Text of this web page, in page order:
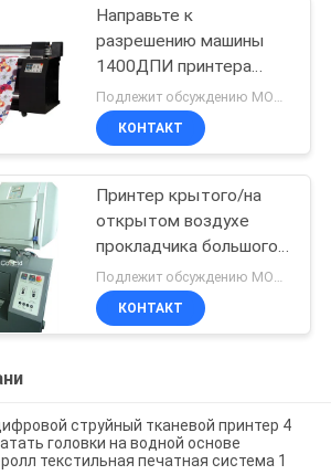
Направьте к
разрешению машины
1400ДПИ принтера
текстильной ткани
Подлежит обсуждению MOQ:1 комплект
КОНТАКТ
Принтер крытого/на
открытом воздухе
прокладчика большого
формата печатания
струйный
КОНТАКТ
струйный тканевой принтер 4
головки на водной основе
текстильная печатная система 1